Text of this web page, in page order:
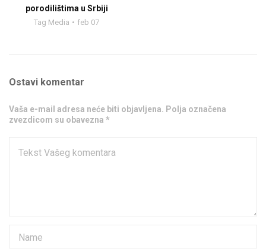
porodilištima u Srbiji
Tag Media feb 07
Ostavi komentar
Vaša e-mail adresa neće biti objavljena. Polja označena
zvezdicom su obavezna *